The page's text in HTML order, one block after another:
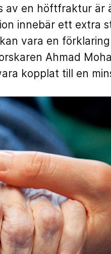
av en höftfraktur är
innebär ett extra
vara en
Ahmad
kopplat till en